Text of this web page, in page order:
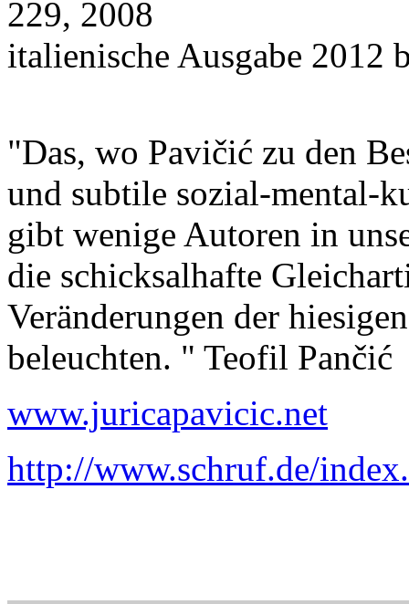
229, 2008
italienische Ausgabe 2012
"Das, wo Pavičić zu den
und subtile sozial-mental-
gibt wenige Autoren in
die schicksalhafte
Veränderungen der
beleuchten. " Teofil Pančić
www.juricapavicic.net
http://www.schruf.de/